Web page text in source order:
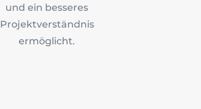
und ein besseres
Projektverständnis
ermöglicht.